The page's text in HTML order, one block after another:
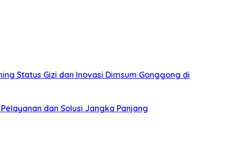
Status Gizi dan Inovasi Dimsum Gonggong di
dan Solusi Jangka Panjang